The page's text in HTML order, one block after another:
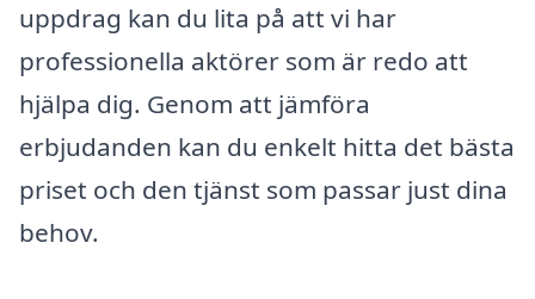
uppdrag kan du lita på att vi har
professionella aktörer som är redo att
hjälpa dig. Genom att jämföra
erbjudanden kan du enkelt hitta det bästa
priset och den tjänst som passar just dina
behov.